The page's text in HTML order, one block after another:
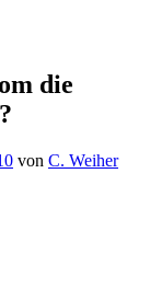
die
von C. Weiher